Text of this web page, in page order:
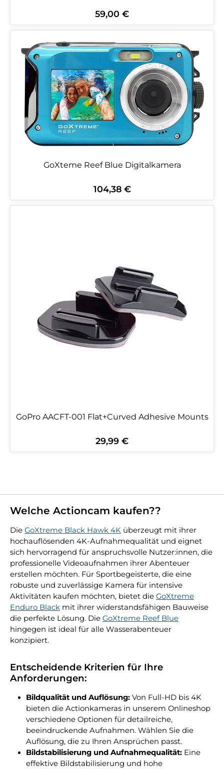
Regulärer Preis:
59,00 €
GoXteme Reef Blue Digitalkamera
Regulärer Preis:
104,38 €
GoPro AACFT-001 Flat+Curved Adhesive Mounts
Regulärer Preis:
29,99 €
Welche Actioncam kaufen??
Die GoXtreme Black Hawk 4K überzeugt mit ihrer
hochauflösenden 4K-Aufnahmequalität und eignet
sich hervorragend für anspruchsvolle Nutzer:innen, die
professionelle Videoaufnahmen ihrer Abenteuer
erstellen möchten. Für Sportbegeisterte, die eine
robuste und zuverlässige Kamera für intensive
Aktivitäten kaufen möchten, bietet die GoXtreme
Enduro Black mit ihrer widerstandsfähigen Bauweise
die perfekte Lösung. Die GoXtreme Reef Blue
hingegen ist ideal für alle Wasserabenteuer
konzipiert.
Entscheidende Kriterien für Ihre
Anforderungen:
Bildqualität und Auflösung: Von Full-HD bis 4K
bieten die Actionkameras in unserem Onlineshop
verschiedene Optionen für detailreiche,
beeindruckende Aufnahmen. Wählen Sie die
Auflösung, die zu Ihren Ansprüchen passt.
Bildstabilisierung und Aufnahmequalität: Eine
effektive Bildstabilisierung und hohe